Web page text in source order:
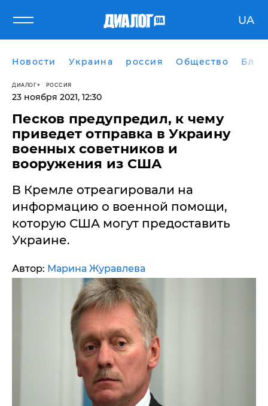
UA
Новости Украина россия Общество
ДИАЛОГ РОССИЯ
23 ноября 2021, 12:30
Песков предупредил, к чему
приведет отправка в Украину
военных советников и
вооружения из США
В Кремле отреагировали на
информацию о военной помощи,
которую США могут предоставить
Украине.
Автор: Марина Журавлева